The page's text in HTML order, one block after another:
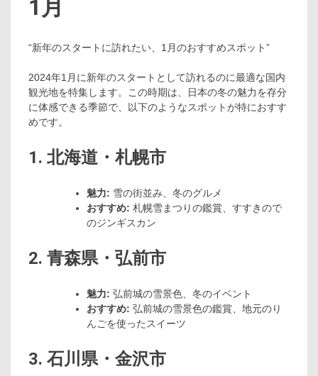
1月
“新年のスタートに訪れたい、1月のおすすめスポット”
2024年1月に新年のスタートとして訪れるのに最適な国内
観光地を特集します。この時期は、日本の冬の魅力を存分
に体感できる季節で、以下のようなスポットが特におすす
めです。
1. 北海道・札幌市
魅力: 雪の街並み、冬のグルメ
おすすめ: 札幌雪まつりの鑑賞、すすきので
のジンギスカン
2. 青森県・弘前市
魅力: 弘前城の雪景色、冬のイベント
おすすめ: 弘前城の雪景色の鑑賞、地元のり
んごを使ったスイーツ
3. 石川県・金沢市